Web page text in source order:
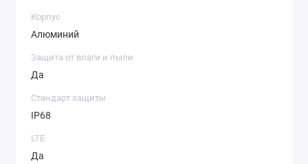
Корпус
Алюминий
Защита от влаги и пыли
Да
Стандарт защиты
IP68
LTE
Да